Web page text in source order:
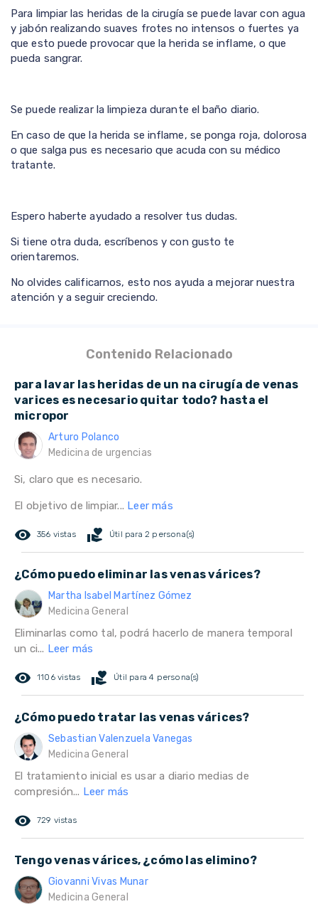
Para limpiar las heridas de la cirugía se puede lavar con agua
y jabón realizando suaves frotes no intensos o fuertes ya
que esto puede provocar que la herida se inflame, o que
pueda sangrar.
Se puede realizar la limpieza durante el baño diario.
En caso de que la herida se inflame, se ponga roja, dolorosa
o que salga pus es necesario que acuda con su médico
tratante.
Espero haberte ayudado a resolver tus dudas.
Si tiene otra duda, escríbenos y con gusto te
orientaremos.
No olvides calificarnos, esto nos ayuda a mejorar nuestra
atención y a seguir creciendo.
Contenido Relacionado
para lavar las heridas de un na cirugía de venas
varices es necesario quitar todo? hasta el
micropor
Arturo Polanco
Medicina de urgencias
Si, claro que es necesario.
El objetivo de limpiar... Leer más
remove_red_eye 356 vistas volunteer_activism Útil para 2 persona(s)
¿Cómo puedo eliminar las venas várices?
Martha Isabel Martínez Gómez
Medicina General
Eliminarlas como tal, podrá hacerlo de manera temporal
un ci... Leer más
remove_red_eye 1106 vistas volunteer_activism Útil para 4 persona(s)
¿Cómo puedo tratar las venas várices?
Sebastian Valenzuela Vanegas
Medicina General
El tratamiento inicial es usar a diario medias de
compresión... Leer más
remove_red_eye 729 vistas
Tengo venas várices, ¿cómo las elimino?
Giovanni Vivas Munar
Medicina General